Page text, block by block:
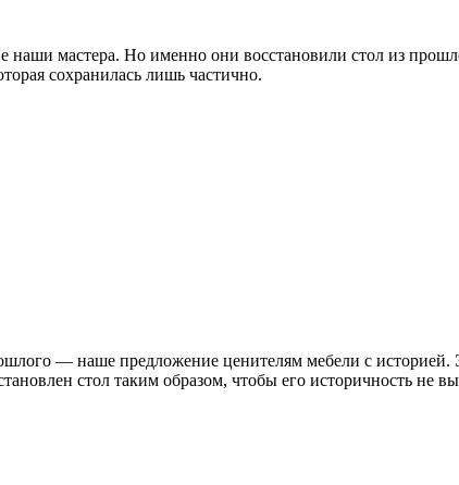
наши мастера. Но именно они восстановили стол из
сохранилась лишь частично.
— наше предложение ценителям мебели с историей.
стол таким образом, чтобы его историчность не